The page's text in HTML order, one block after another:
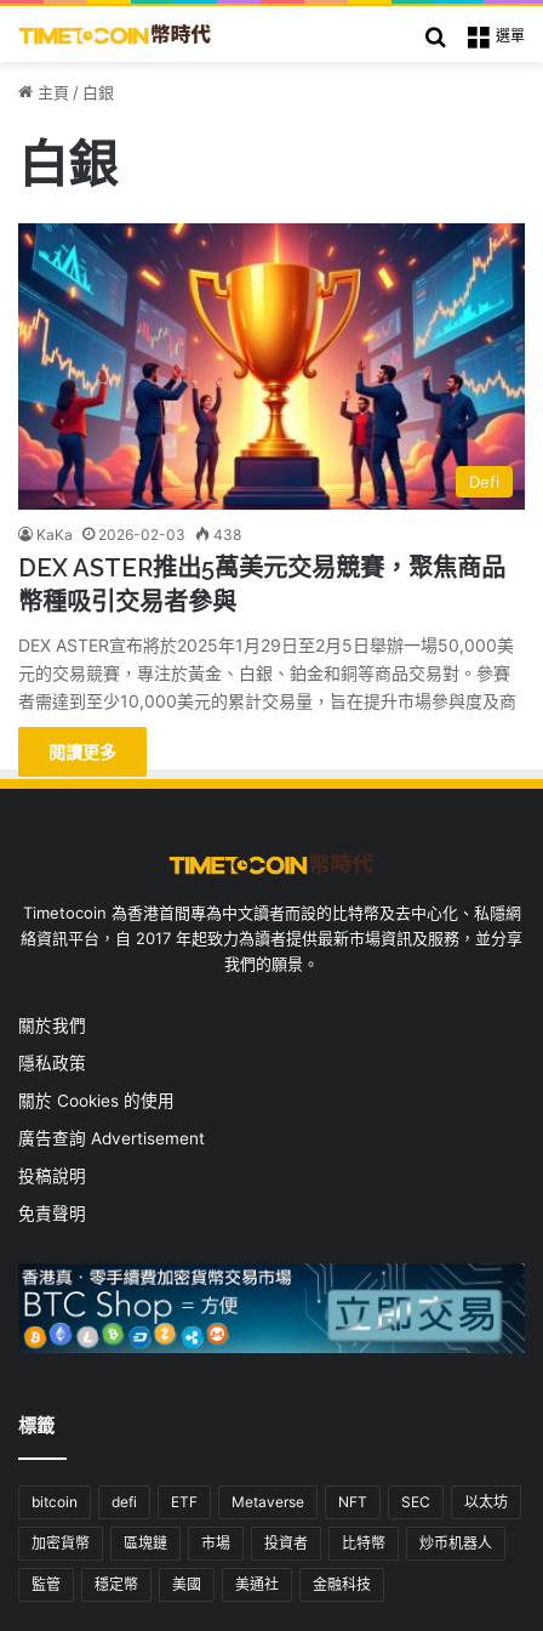
選單
搜索
主頁 / 白銀
白銀
Defi
KaKa 2026-02-03 438
DEX ASTER推出5萬美元交易競賽，聚焦商品
幣種吸引交易者參與
DEX ASTER宣布將於2025年1月29日至2月5日舉辦一場50,000美
元的交易競賽，專注於黃金、白銀、鉑金和銅等商品交易對。參賽
者需達到至少10,000美元的累計交易量，旨在提升市場參與度及商
閱讀更多
Timetocoin 為香港首間專為中文讀者而設的比特幣及去中心化、私隱網
絡資訊平台，自 2017 年起致力為讀者提供最新市場資訊及服務，並分享
我們的願景。
關於我們
隱私政策
關於 Cookies 的使用
廣告查詢 Advertisement
投稿說明
免責聲明
標籤
bitcoin defi ETF Metaverse NFT SEC 以太坊
加密貨幣 區塊鏈 市場 投資者 比特幣 炒币机器人
監管 穩定幣 美國 美通社 金融科技